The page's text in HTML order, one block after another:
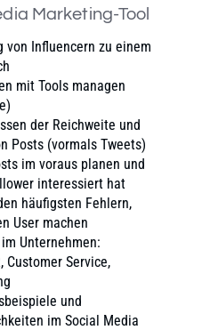
Marketing-Tool
von Influencern zu einem
mit Tools managen
der Reichweite und
Posts (vormals Tweets)
im voraus planen und
interessiert hat
häufigsten Fehlern,
User machen
Unternehmen:
Customer Service,
und
im Social Media